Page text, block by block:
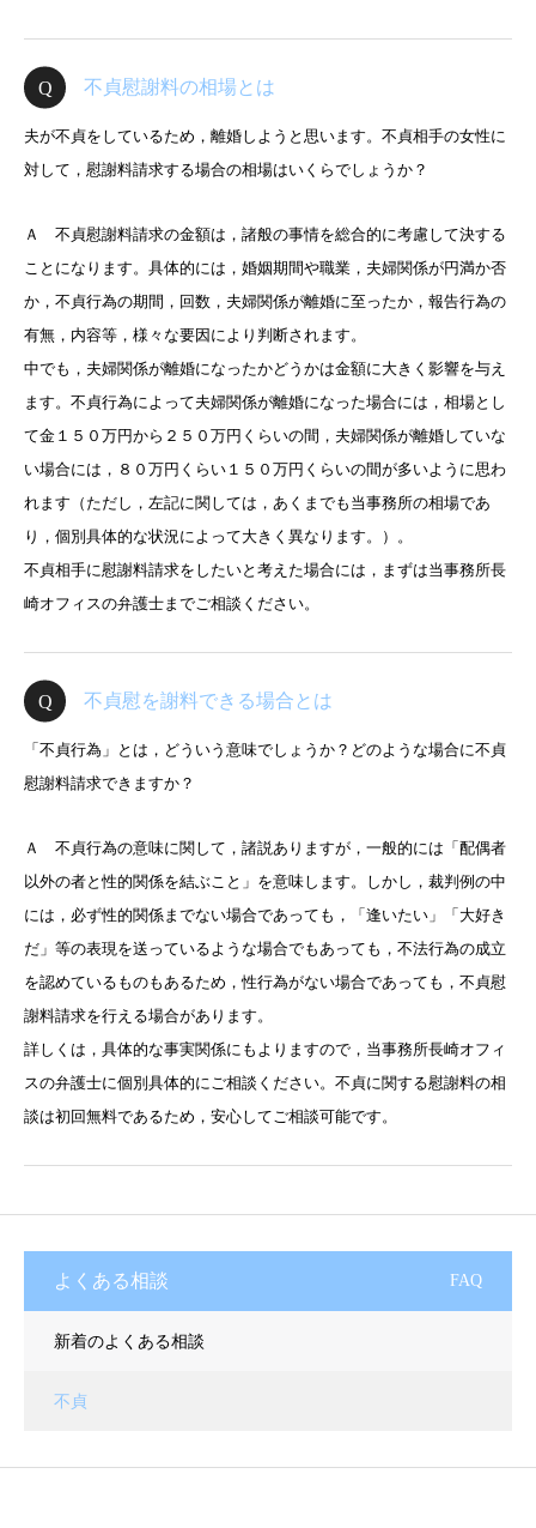
不貞慰謝料の相場とは
夫が不貞をしているため，離婚しようと思います。不貞相手の女性に
対して，慰謝料請求する場合の相場はいくらでしょうか？
Ａ 不貞慰謝料請求の金額は，諸般の事情を総合的に考慮して決する
ことになります。具体的には，婚姻期間や職業，夫婦関係が円満か否
か，不貞行為の期間，回数，夫婦関係が離婚に至ったか，報告行為の
有無，内容等，様々な要因により判断されます。
中でも，夫婦関係が離婚になったかどうかは金額に大きく影響を与え
ます。不貞行為によって夫婦関係が離婚になった場合には，相場とし
て金１５０万円から２５０万円くらいの間，夫婦関係が離婚していな
い場合には，８０万円くらい１５０万円くらいの間が多いように思わ
れます（ただし，左記に関しては，あくまでも当事務所の相場であ
り，個別具体的な状況によって大きく異なります。）。
不貞相手に慰謝料請求をしたいと考えた場合には，まずは当事務所長
崎オフィスの弁護士までご相談ください。
不貞慰を謝料できる場合とは
「不貞行為」とは，どういう意味でしょうか？どのような場合に不貞
慰謝料請求できますか？
Ａ 不貞行為の意味に関して，諸説ありますが，一般的には「配偶者
以外の者と性的関係を結ぶこと」を意味します。しかし，裁判例の中
には，必ず性的関係までない場合であっても，「逢いたい」「大好き
だ」等の表現を送っているような場合でもあっても，不法行為の成立
を認めているものもあるため，性行為がない場合であっても，不貞慰
謝料請求を行える場合があります。
詳しくは，具体的な事実関係にもよりますので，当事務所長崎オフィ
スの弁護士に個別具体的にご相談ください。不貞に関する慰謝料の相
談は初回無料であるため，安心してご相談可能です。
よくある相談 FAQ
新着のよくある相談
不貞